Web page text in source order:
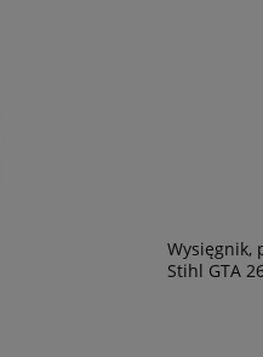
Wysięgnik,
Stihl GTA